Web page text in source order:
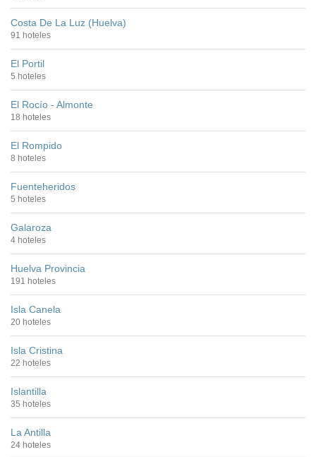
Costa De La Luz (Huelva)
91 hoteles
El Portil
5 hoteles
El Rocío - Almonte
18 hoteles
El Rompido
8 hoteles
Fuenteheridos
5 hoteles
Galaroza
4 hoteles
Huelva Provincia
191 hoteles
Isla Canela
20 hoteles
Isla Cristina
22 hoteles
Islantilla
35 hoteles
La Antilla
24 hoteles